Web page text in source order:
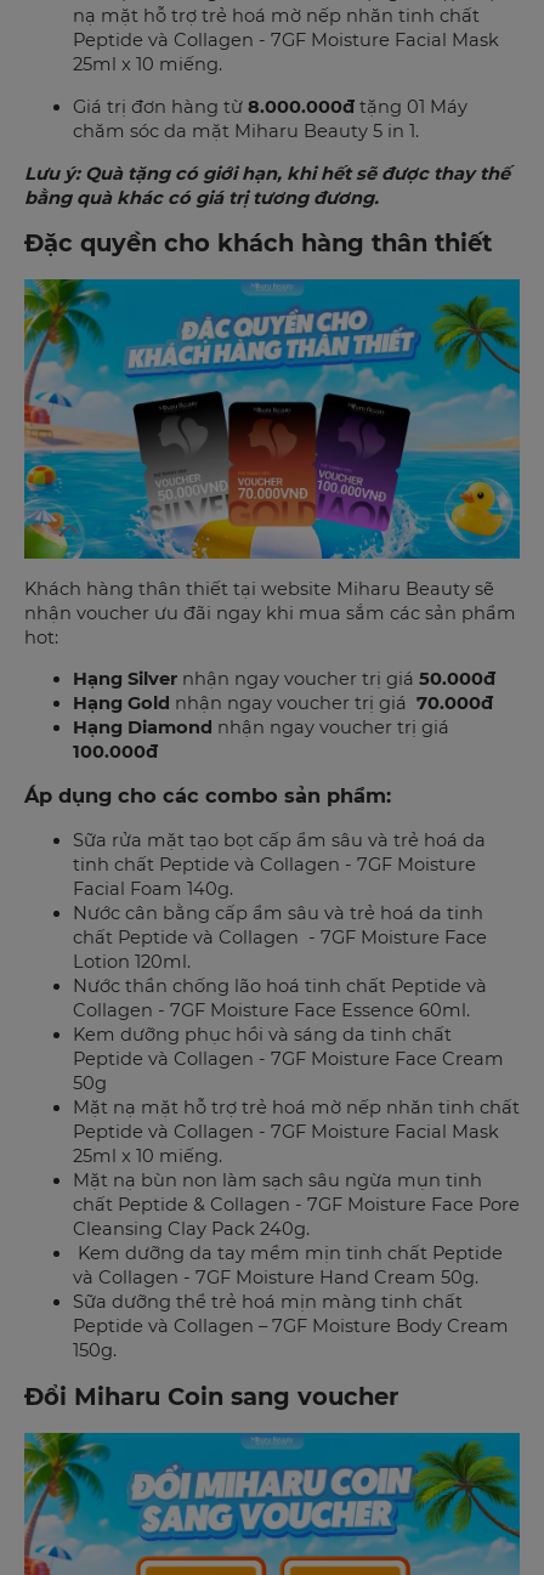
nạ mặt hỗ trợ trẻ hoá mờ nếp nhăn tinh chất
Peptide và Collagen - 7GF Moisture Facial Mask
25ml x 10 miếng.
Giá trị đơn hàng từ 8.000.000đ tặng 01 Máy
chăm sóc da mặt Miharu Beauty 5 in 1.
Lưu ý: Quà tặng có giới hạn, khi hết sẽ được thay thế
bằng quà khác có giá trị tương đương.
Đặc quyền cho khách hàng thân thiết
Khách hàng thân thiết tại website Miharu Beauty sẽ
nhận voucher ưu đãi ngay khi mua sắm các sản phẩm
hot:
Hạng Silver nhận ngay voucher trị giá 50.000đ
Hạng Gold nhận ngay voucher trị giá 70.000đ
Hạng Diamond nhận ngay voucher trị giá
100.000đ
Áp dụng cho các combo sản phẩm:
Sữa rửa mặt tạo bọt cấp ẩm sâu và trẻ hoá da
tinh chất Peptide và Collagen - 7GF Moisture
Facial Foam 140g.
Nước cân bằng cấp ẩm sâu và trẻ hoá da tinh
chất Peptide và Collagen - 7GF Moisture Face
Lotion 120ml.
Nước thần chống lão hoá tinh chất Peptide và
Collagen - 7GF Moisture Face Essence 60ml.
Kem dưỡng phục hồi và sáng da tinh chất
Peptide và Collagen - 7GF Moisture Face Cream
50g
Mặt nạ mặt hỗ trợ trẻ hoá mờ nếp nhăn tinh chất
Peptide và Collagen - 7GF Moisture Facial Mask
25ml x 10 miếng.
Mặt nạ bùn non làm sạch sâu ngừa mụn tinh
chất Peptide & Collagen - 7GF Moisture Face Pore
Cleansing Clay Pack 240g.
Kem dưỡng da tay mềm mịn tinh chất Peptide
và Collagen - 7GF Moisture Hand Cream 50g.
Sữa dưỡng thể trẻ hoá mịn màng tinh chất
Peptide và Collagen – 7GF Moisture Body Cream
150g.
Đổi Miharu Coin sang voucher